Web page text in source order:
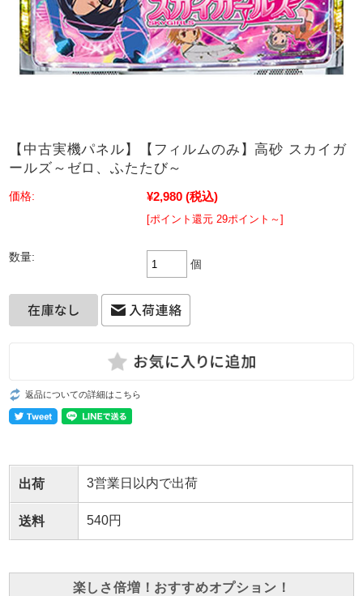
【中古実機パネル】【フィルムのみ】高砂 スカイガ
ールズ～ゼロ、ふたたび～
価格: ¥2,980 (税込)
[ポイント還元 29ポイント～]
数量:
個
返品についての詳細はこちら
出荷 3営業日以内で出荷
送料 540円
楽しさ倍増！おすすめオプション！